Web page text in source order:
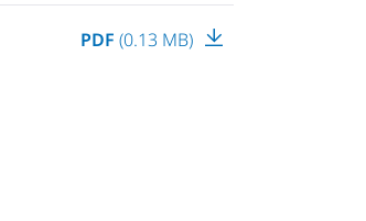
PDF (0.13 MB)